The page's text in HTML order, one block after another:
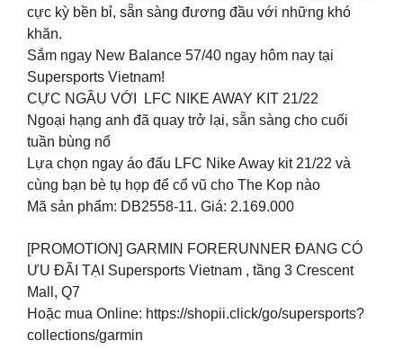
cực kỳ bền bỉ, sẵn sàng đương đầu với những khó
khăn.
Sắm ngay New Balance 57/40 ngay hôm nay tại
Supersports Vietnam!
CỰC NGẦU VỚI ️ LFC NIKE AWAY KIT 21/22 ️
Ngoại hạng anh đã quay trở lại, sẵn sàng cho cuối
tuần bùng nổ
Lựa chọn ngay áo đấu LFC Nike Away kit 21/22 và
cùng bạn bè tụ họp để cổ vũ cho The Kop nào
Mã sản phẩm: DB2558-11. Giá: 2.169.000
[PROMOTION] GARMIN FORERUNNER ĐANG CÓ
ƯU ĐÃI TẠI Supersports Vietnam , tầng 3 Crescent
Mall, Q7
Hoặc mua Online: https://shopii.click/go/supersports?
collections/garmin